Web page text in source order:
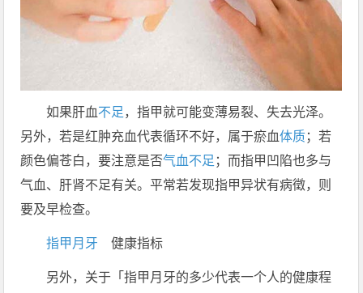
如果肝血不足 ，指甲就可能变薄易裂、失去光泽。
另外，若是红肿充血代表循环不好，属于瘀血体质；若
颜色偏苍白，要注意是否气血不足 ；而指甲凹陷也多与
气血、肝肾不足有关。平常若发现指甲异状有病徵，则
要及早检查。
指甲月牙 健康指标
另外，关于「指甲月牙的多少代表一个人的健康程